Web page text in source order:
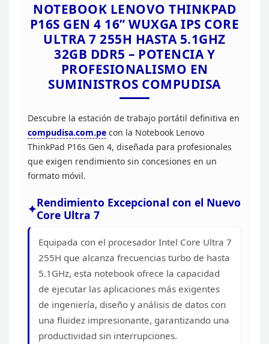
SALIDAS
CONECTIVIDAD
VELOCIDAD
WIRELESS
BLUETOOTH
AUDIO HD / REALTEK
LECTOR DE HUELLAS
TOUCHPAD
/ MICROFONO 2x,
CHIP, INTEGRADO EN
PUERTOS
1
ALIMENTACION
HDMI
1 x USB-A (USB 5Gbps /
1 x USB-A (USB 5Gbps /
ON
2 x USB-C
NOTEBOOK LENOVO THINKPAD
P16S GEN 4 16” WUXGA IPS CORE
ULTRA 7 255H HASTA 5.1GHZ
32GB DDR5 – POTENCIA Y
PROFESIONALISMO EN
SUMINISTROS COMPUDISA
Descubre la estación de trabajo portátil definitiva en
compudisa.com.pe con la Notebook Lenovo
ThinkPad P16s Gen 4, diseñada para profesionales
que exigen rendimiento sin concesiones en un
formato móvil.
Rendimiento Excepcional con el Nuevo
Core Ultra 7
Equipada con el procesador Intel Core Ultra 7
255H que alcanza frecuencias turbo de hasta
5.1GHz, esta notebook ofrece la capacidad
de ejecutar las aplicaciones más exigentes
de ingeniería, diseño y análisis de datos con
una fluidez impresionante, garantizando una
productividad sin interrupciones.